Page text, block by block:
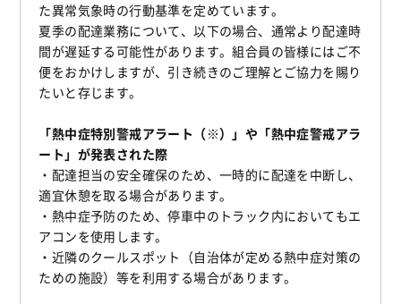
た異常気象時の行動基準を定めています。
夏季の配達業務について、以下の場合、通常より配達時
間が遅延する可能性があります。組合員の皆様にはご不
便をおかけしますが、引き続きのご理解とご協力を賜り
たいと存じます。
「熱中症特別警戒アラート（※）」や「熱中症警戒アラ
ート」が発表された際
・配達担当の安全確保のため、一時的に配達を中断し、
適宜休憩を取る場合があります。
・熱中症予防のため、停車中のトラック内においてもエ
アコンを使用します。
・近隣のクールスポット（自治体が定める熱中症対策の
ための施設）等を利用する場合があります。